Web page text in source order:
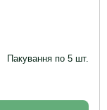
Пакування по 5 шт.